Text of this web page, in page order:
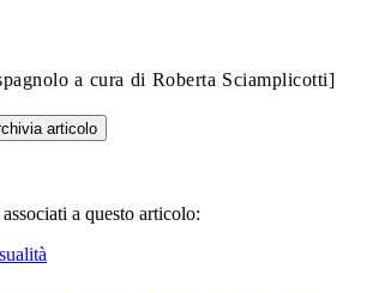
a cura di Roberta Sciamplicotti]
articolo
a questo articolo: